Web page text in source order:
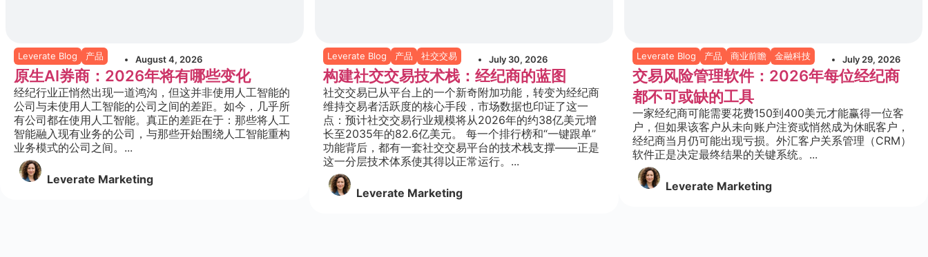
Leverate Blog 产品 August 4, 2026
原生AI券商：2026年将有哪些变化
经纪行业正悄然出现一道鸿沟，但这并非使用人工智能的
公司与未使用人工智能的公司之间的差距。如今，几乎所
有公司都在使用人工智能。真正的差距在于：那些将人工
智能融入现有业务的公司，与那些开始围绕人工智能重构
业务模式的公司之间。...
Leverate Marketing
Leverate Blog 产品 社交交易 July 30, 2026
构建社交交易技术栈：经纪商的蓝图
社交交易已从平台上的一个新奇附加功能，转变为经纪商
维持交易者活跃度的核心手段，市场数据也印证了这一
点：预计社交交易行业规模将从2026年的约38亿美元增
长至2035年的82.6亿美元。 每一个排行榜和“一键跟单”
功能背后，都有一套社交交易平台的技术栈支撑——正是
这一分层技术体系使其得以正常运行。...
Leverate Marketing
Leverate Blog 产品 商业前瞻 金融科技 July 29, 2026
交易风险管理软件：2026年每位经纪商
都不可或缺的工具
一家经纪商可能需要花费150到400美元才能赢得一位客
户，但如果该客户从未向账户注资或悄然成为休眠客户，
经纪商当月仍可能出现亏损。外汇客户关系管理（CRM）
软件正是决定最终结果的关键系统。...
Leverate Marketing